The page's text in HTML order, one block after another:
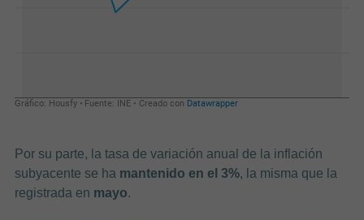
Por su parte, la tasa de variación anual de la inflación
subyacente se ha mantenido en el 3%, la misma que la
registrada en mayo.